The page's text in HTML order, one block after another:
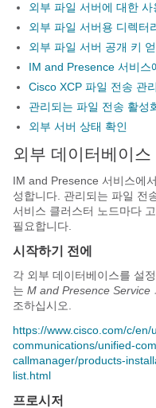
외부 파일 서버에 대한 사
외부 파일 서버용 디렉터
외부 파일 서버 공개 키
IM and Presence 서비스
Cisco XCP 파일 전송 관
관리되는 파일 전송 활성
외부 서버 상태 확인
외부 데이터베이
IM and Presence 서비스에
성합니다. 관리되는 파일 전
서비스 클러스터 노드마다
필요합니다.
시작하기 전에
각 외부 데이터베이스를 설
는 M and Presence Service
조하십시오.
https://www.cisco.com/c/
communications/unified-
callmanager/products-
list.html
프로시저